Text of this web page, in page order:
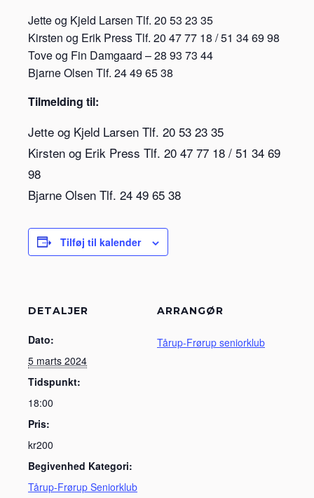
Jette og Kjeld Larsen Tlf. 20 53 23 35
Kirsten og Erik Press Tlf. 20 47 77 18 / 51 34 69 98
Tove og Fin Damgaard – 28 93 73 44
Bjarne Olsen Tlf. 24 49 65 38
Tilmelding til:
Jette og Kjeld Larsen Tlf. 20 53 23 35
Kirsten og Erik Press Tlf. 20 47 77 18 / 51 34 69
98
Bjarne Olsen Tlf. 24 49 65 38
Tilføj til kalender
DETALJER
Dato:
5 marts 2024
Tidspunkt:
18:00
Pris:
kr200
Begivenhed Kategori:
Tårup-Frørup Seniorklub
ARRANGØR
Tårup-Frørup seniorklub